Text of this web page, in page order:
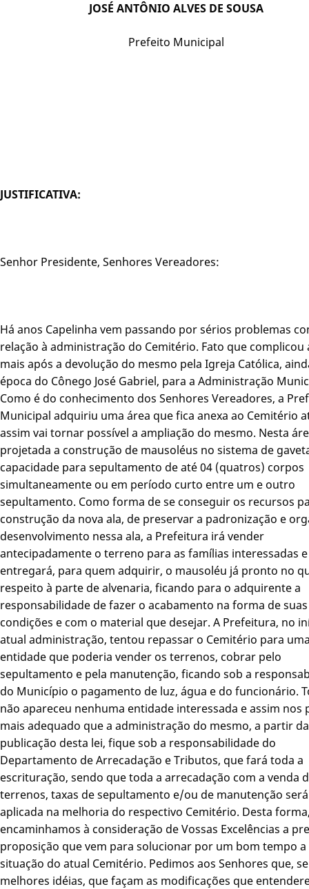
JOSÉ ANTÔNIO ALVES DE SOUSA
Prefeito Municipal
JUSTIFICATIVA:
Senhor Presidente, Senhores Vereadores:
Há anos Capelinha vem passando por sérios problemas
relação à administração do Cemitério. Fato que complicou
mais após a devolução do mesmo pela Igreja Católica,
época do Cônego José Gabriel, para a Administração
Como é do conhecimento dos Senhores Vereadores, a
Municipal adquiriu uma área que fica anexa ao Cemitério
assim vai tornar possível a ampliação do mesmo. Nesta
projetada a construção de mausoléus no sistema de
capacidade para sepultamento de até 04 (quatros) corpos
simultaneamente ou em período curto entre um e outro
sepultamento. Como forma de se conseguir os recursos
construção da nova ala, de preservar a padronização e
desenvolvimento nessa ala, a Prefeitura irá vender
antecipadamente o terreno para as famílias interessadas
entregará, para quem adquirir, o mausoléu já pronto no
respeito à parte de alvenaria, ficando para o adquirente a
responsabilidade de fazer o acabamento na forma de suas
condições e com o material que desejar. A Prefeitura, no
atual administração, tentou repassar o Cemitério para
entidade que poderia vender os terrenos, cobrar pelo
sepultamento e pela manutenção, ficando sob a
do Município o pagamento de luz, água e do funcionário.
não apareceu nenhuma entidade interessada e assim nos
mais adequado que a administração do mesmo, a partir da
publicação desta lei, fique sob a responsabilidade do
Departamento de Arrecadação e Tributos, que fará toda a
escrituração, sendo que toda a arrecadação com a venda
terrenos, taxas de sepultamento e/ou de manutenção será
aplicada na melhoria do respectivo Cemitério. Desta
encaminhamos à consideração de Vossas Excelências a
proposição que vem para solucionar por um bom tempo a
situação do atual Cemitério. Pedimos aos Senhores que,
melhores idéias, que façam as modificações que